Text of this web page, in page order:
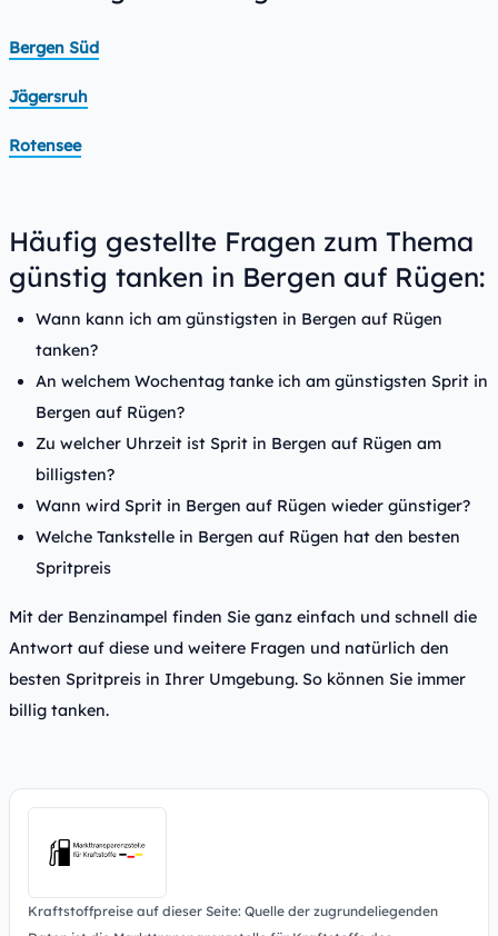
Bergen Süd
Jägersruh
Rotensee
Häufig gestellte Fragen zum Thema
günstig tanken in Bergen auf Rügen:
Wann kann ich am günstigsten in Bergen auf Rügen
tanken?
An welchem Wochentag tanke ich am günstigsten Sprit in
Bergen auf Rügen?
Zu welcher Uhrzeit ist Sprit in Bergen auf Rügen am
billigsten?
Wann wird Sprit in Bergen auf Rügen wieder günstiger?
Welche Tankstelle in Bergen auf Rügen hat den besten
Spritpreis
Mit der Benzinampel finden Sie ganz einfach und schnell die
Antwort auf diese und weitere Fragen und natürlich den
besten Spritpreis in Ihrer Umgebung. So können Sie immer
billig tanken.
Kraftstoffpreise auf dieser Seite: Quelle der zugrundeliegenden